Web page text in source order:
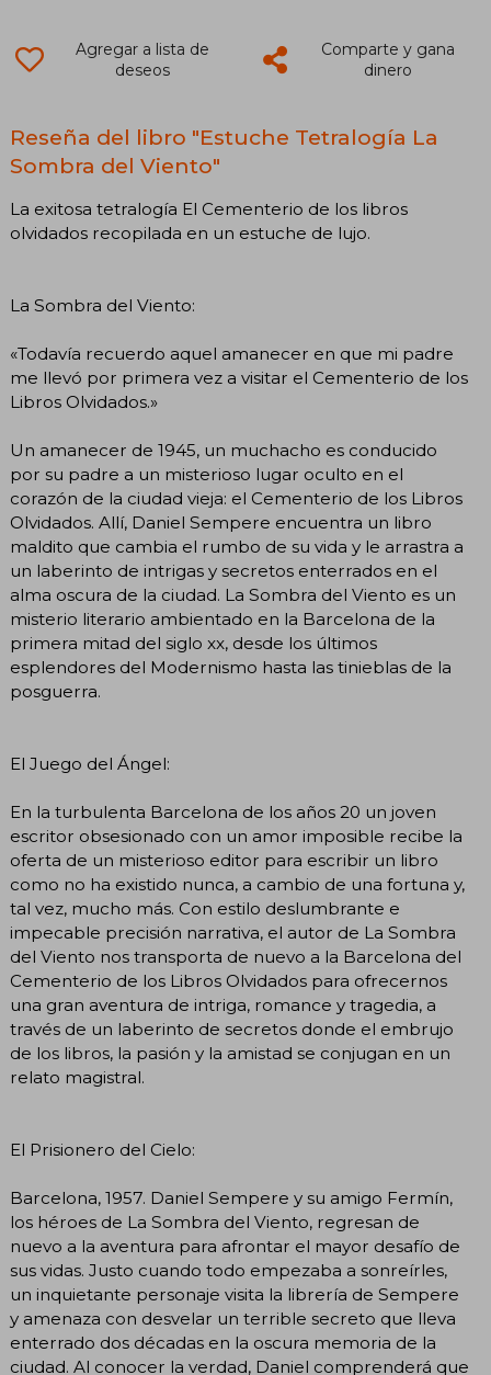
Agregar a lista de
deseos
Comparte y gana
dinero
Reseña del libro "Estuche Tetralogía La
Sombra del Viento"
La exitosa tetralogía El Cementerio de los libros
olvidados recopilada en un estuche de lujo.
La Sombra del Viento:
«Todavía recuerdo aquel amanecer en que mi padre
me llevó por primera vez a visitar el Cementerio de los
Libros Olvidados.»
Un amanecer de 1945, un muchacho es conducido
por su padre a un misterioso lugar oculto en el
corazón de la ciudad vieja: el Cementerio de los Libros
Olvidados. Allí, Daniel Sempere encuentra un libro
maldito que cambia el rumbo de su vida y le arrastra a
un laberinto de intrigas y secretos enterrados en el
alma oscura de la ciudad. La Sombra del Viento es un
misterio literario ambientado en la Barcelona de la
primera mitad del siglo xx, desde los últimos
esplendores del Modernismo hasta las tinieblas de la
posguerra.
El Juego del Ángel:
En la turbulenta Barcelona de los años 20 un joven
escritor obsesionado con un amor imposible recibe la
oferta de un misterioso editor para escribir un libro
como no ha existido nunca, a cambio de una fortuna y,
tal vez, mucho más. Con estilo deslumbrante e
impecable precisión narrativa, el autor de La Sombra
del Viento nos transporta de nuevo a la Barcelona del
Cementerio de los Libros Olvidados para ofrecernos
una gran aventura de intriga, romance y tragedia, a
través de un laberinto de secretos donde el embrujo
de los libros, la pasión y la amistad se conjugan en un
relato magistral.
El Prisionero del Cielo:
Barcelona, 1957. Daniel Sempere y su amigo Fermín,
los héroes de La Sombra del Viento, regresan de
nuevo a la aventura para afrontar el mayor desafío de
sus vidas. Justo cuando todo empezaba a sonreírles,
un inquietante personaje visita la librería de Sempere
y amenaza con desvelar un terrible secreto que lleva
enterrado dos décadas en la oscura memoria de la
ciudad. Al conocer la verdad, Daniel comprenderá que